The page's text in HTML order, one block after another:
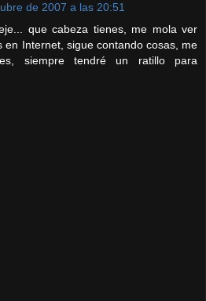
de 2007 a las 20:51
que cabeza tienes, me mola ver
en Internet, sigue contando cosas, me
siempre tendré un ratillo para